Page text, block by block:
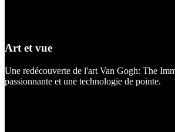
Art et vue
Une redécouverte de l'art Van Gogh: The
passionnante et une technologie de pointe.